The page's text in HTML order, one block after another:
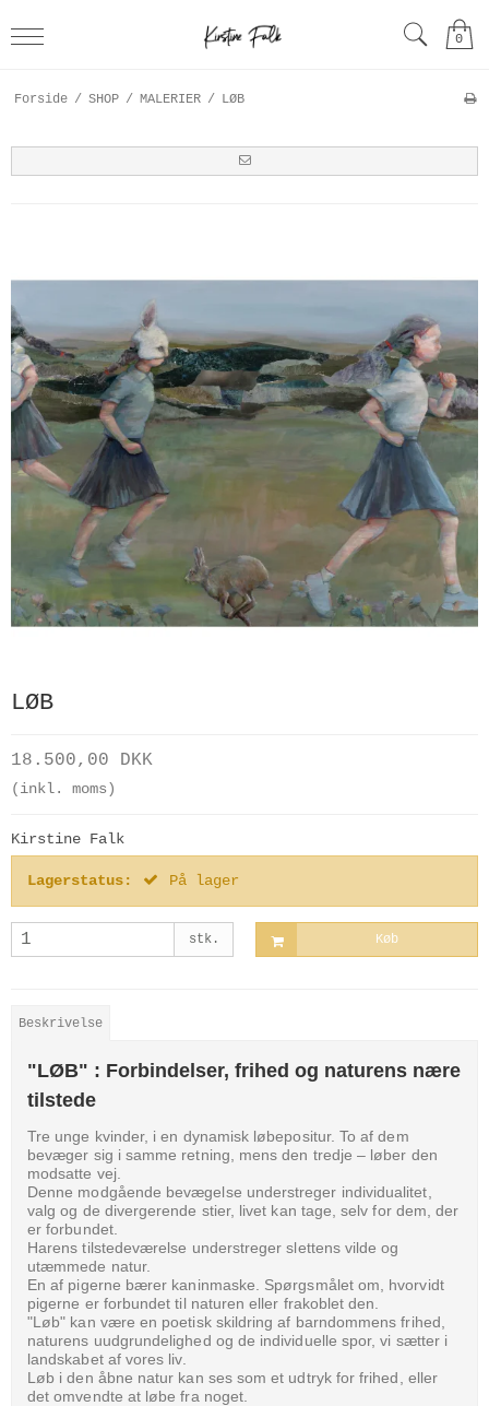
0
Forside / SHOP / MALERIER / LØB
LØB
18.500,00 DKK
(inkl. moms)
Kirstine Falk
Lagerstatus: På lager
stk. Køb
Beskrivelse
"LØB" : Forbindelser, frihed og naturens nære
tilstede
Tre unge kvinder, i en dynamisk løbepositur. To af dem
bevæger sig i samme retning, mens den tredje – løber den
modsatte vej.
Denne modgående bevægelse understreger individualitet,
valg og de divergerende stier, livet kan tage, selv for dem, der
er forbundet.
Harens tilstedeværelse understreger slettens vilde og
utæmmede natur.
En af pigerne bærer kaninmaske. Spørgsmålet om, hvorvidt
pigerne er forbundet til naturen eller frakoblet den.
"Løb" kan være en poetisk skildring af barndommens frihed,
naturens uudgrundelighed og de individuelle spor, vi sætter i
landskabet af vores liv.
Løb i den åbne natur kan ses som et udtryk for frihed, eller
det omvendte at løbe fra noget.